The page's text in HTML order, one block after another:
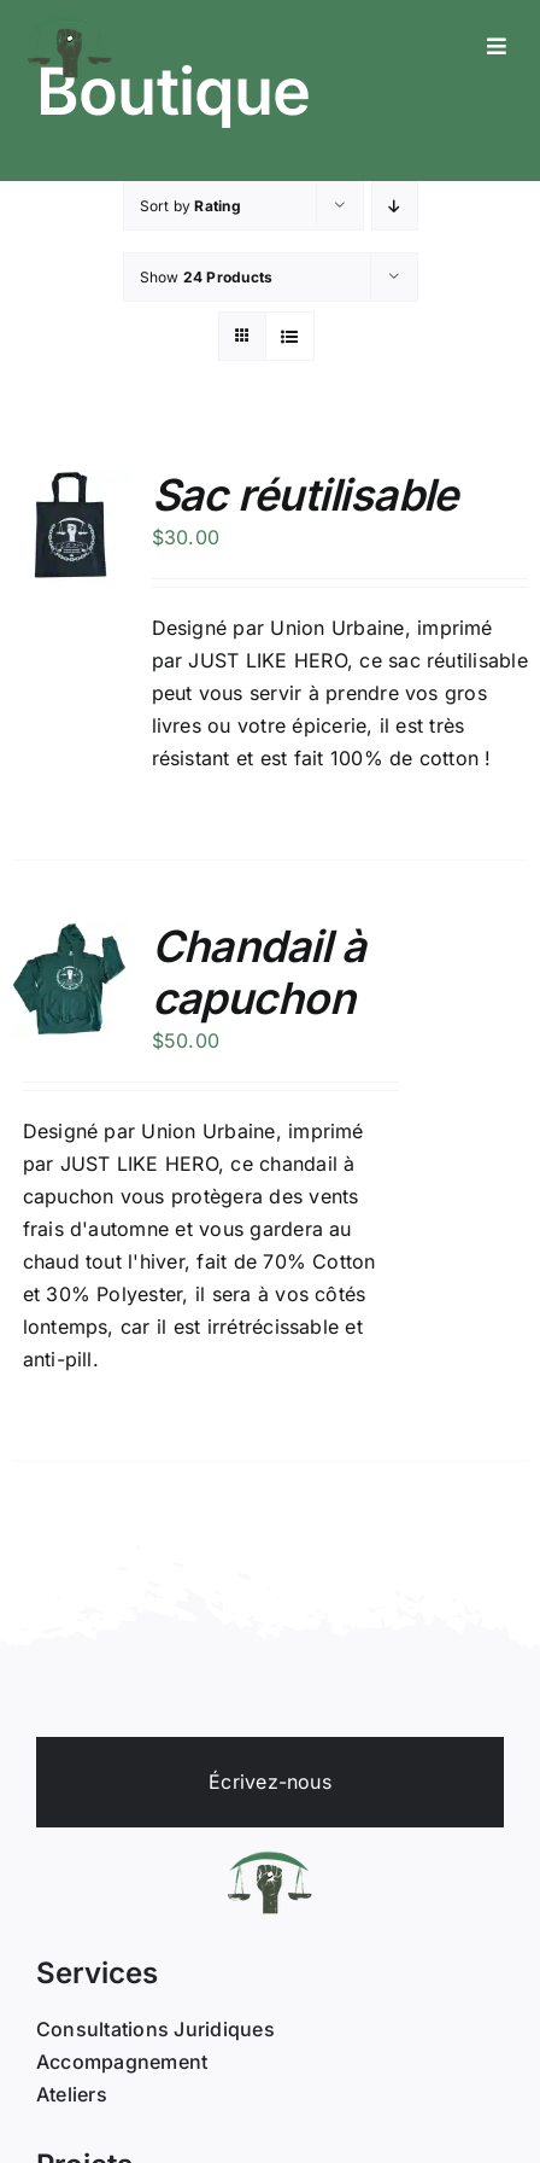
content
Who We Are
What We Do
What’s Happening
Boutique
Sort byRating
Show 24 Products
Sac réutilisable
$30.00
Designé par Union Urbaine, imprimé
par JUST LIKE HERO, ce sac réutilisable
peut vous servir à prendre vos gros
livres ou votre épicerie, il est très
résistant et est fait 100% de cotton !
Chandail à
capuchon
$50.00
Designé par Union Urbaine, imprimé
par JUST LIKE HERO, ce chandail à
capuchon vous protègera des vents
frais d'automne et vous gardera au
chaud tout l'hiver, fait de 70% Cotton
et 30% Polyester, il sera à vos côtés
lontemps, car il est irrétrécissable et
anti-pill.
Écrivez-nous
Services
Consultations Juridiques
Accompagnement
Ateliers